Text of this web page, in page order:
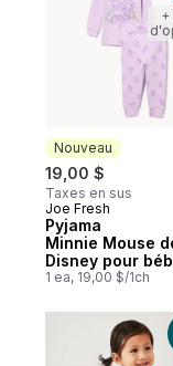
Nouveau
19,00 $
Taxes en sus
Nouveau
Joe Fresh
Pyjama
Minnie Mouse
Disney pour
filles
1 ea, 19,00 $/1ch
+